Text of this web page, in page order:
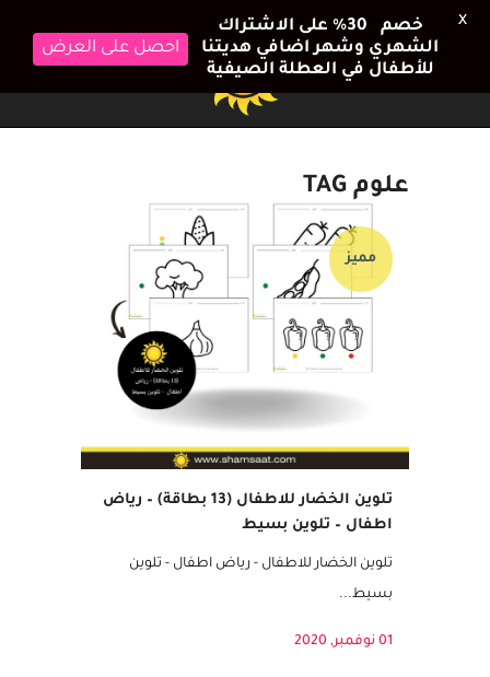
علوم TAG
اطفال – تلوين بسيط
مميز
تلوين الخضار للاطفال - رياض اطفال - تلوين
بسيط...
خصم 30٪ على الاشتراك
الشهري وشهر اضافي هديتنا
للأطفال في العطلة الصيفية
احصل على العرض
X